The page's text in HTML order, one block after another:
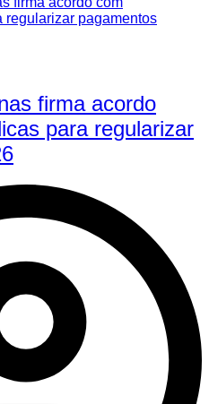
firma acordo
para regularizar